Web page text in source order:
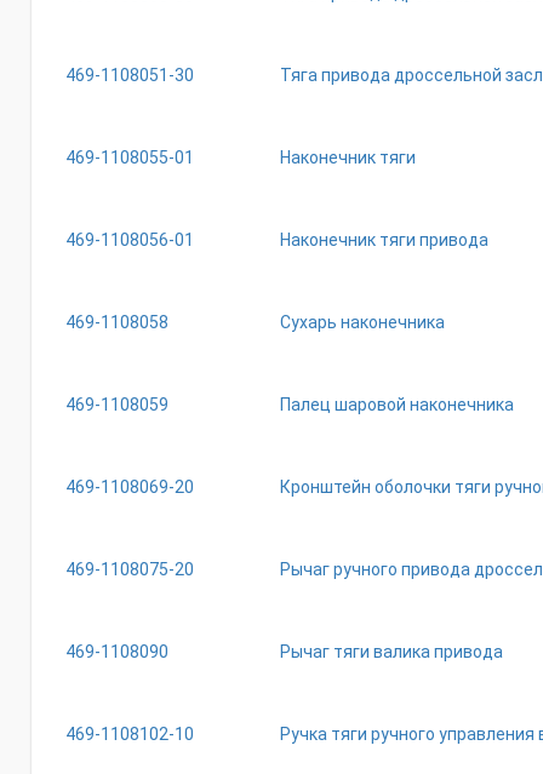
469-1108051-30 Тяга привода дроссельной
469-1108055-01 Наконечник тяги
469-1108056-01 Наконечник тяги привода
469-1108058 Сухарь наконечника
469-1108059 Палец шаровой наконечника
469-1108069-20 Кронштейн оболочки тяги
469-1108075-20 Рычаг ручного привода
469-1108090 Рычаг тяги валика привода
469-1108102-10 Ручка тяги ручного